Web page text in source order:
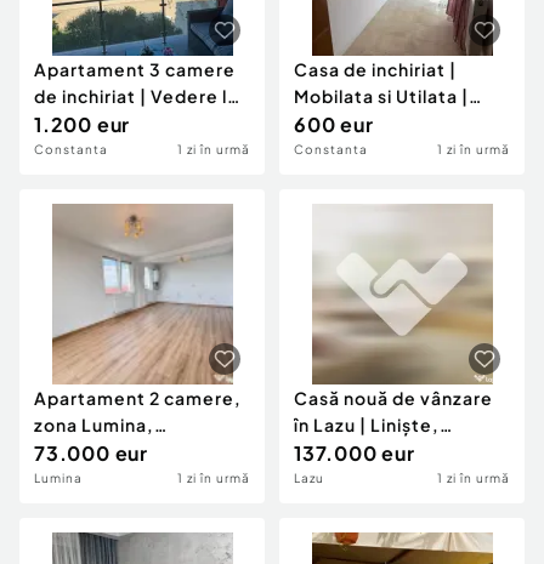
Apartament 3 camere
de inchiriat | Vedere la
mare | Plaja Re
1.200 eur
Constanta 1 zi în urmă
Casa de inchiriat |
Mobilata si Utilata |
zona Trocadero
600 eur
Constanta 1 zi în urmă
Apartament 2 camere,
zona Lumina,
Constanta, loc parcare
73.000 eur
Lumina 1 zi în urmă
Casă nouă de vânzare
în Lazu | Liniște,
confort și int
137.000 eur
Lazu 1 zi în urmă